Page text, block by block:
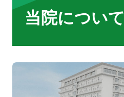
医療関係者の方へ
当院について